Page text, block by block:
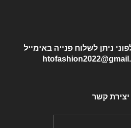
ניתן לשלוח פנייה באימייל
יצירת קשר